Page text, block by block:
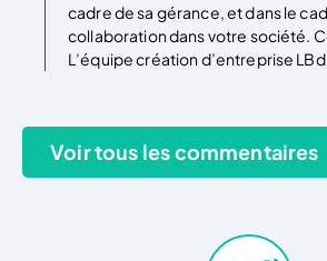
cadre de sa gérance, et dans le
collaboration dans votre société.
L’équipe création d’entreprise